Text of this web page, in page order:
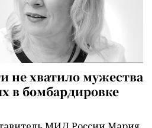
не хватило мужества
в бомбардировке